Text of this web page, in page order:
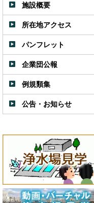
施設概要
所在地アクセス
パンフレット
企業団公報
例規類集
公告・お知らせ